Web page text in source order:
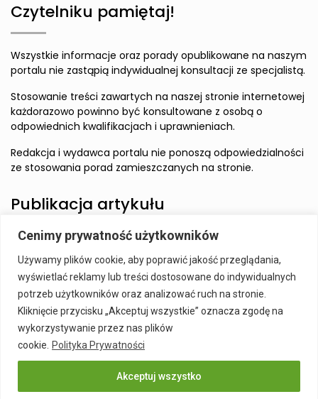
Cenimy prywatność użytkowników
Używamy plików cookie, aby poprawić jakość przeglądania,
wyświetlać reklamy lub treści dostosowane do indywidualnych
potrzeb użytkowników oraz analizować ruch na stronie.
Kliknięcie przycisku „Akceptuj wszystkie” oznacza zgodę na
wykorzystywanie przez nas plików
cookie. Polityka Prywatności
Akceptuj wszystko
Czytelniku pamiętaj!
Wszystkie informacje oraz porady opublikowane na naszym
portalu nie zastąpią indywidualnej konsultacji ze specjalistą.
Stosowanie treści zawartych na naszej stronie internetowej
każdorazowo powinno być konsultowane z osobą o
odpowiednich kwalifikacjach i uprawnieniach.
Redakcja i wydawca portalu nie ponoszą odpowiedzialności
ze stosowania porad zamieszczanych na stronie.
Publikacja artykułu
naszym serwisie.
Szczegóły: Publikacja Artykułu